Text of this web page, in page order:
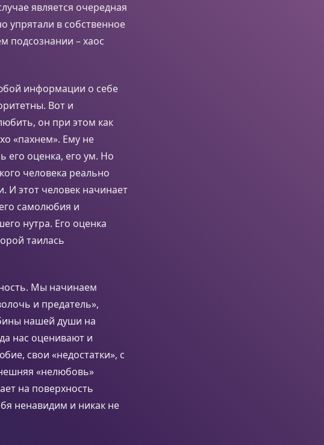
является очередная
упрятали в собственное
подсознании – хаос
информации о себе
Вот и
он при этом как
«пахнем». Ему не
его оценка, его ум. Но
человека реально
И этот человек начинает
самолюбия и
нутра. Его оценка
таилась
Мы начинаем
и предатель»,
нашей души на
нас оценивают и
свои «недостатки», с
«нелюбовь»
на поверхность
ненавидим и никак не